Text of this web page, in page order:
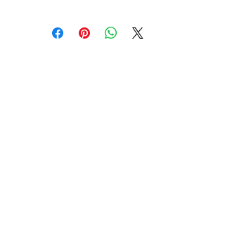
Impresso em cor total em papel
de 90g